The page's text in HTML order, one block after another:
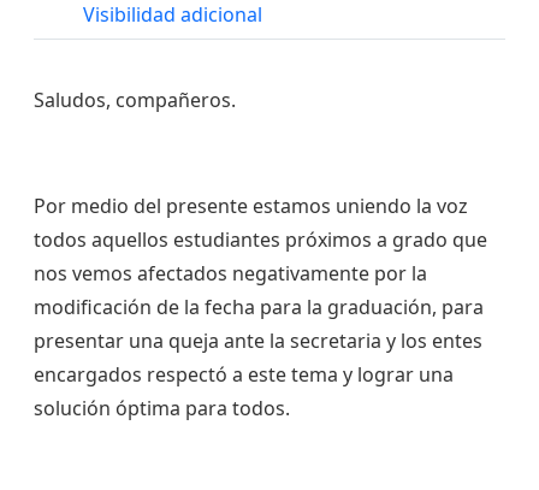
Visibilidad adicional
Saludos, compañeros.
Por medio del presente estamos uniendo la voz
todos aquellos estudiantes próximos a grado que
nos vemos afectados negativamente por la
modificación de la fecha para la graduación, para
presentar una queja ante la secretaria y los entes
encargados respectó a este tema y lograr una
solución óptima para todos.